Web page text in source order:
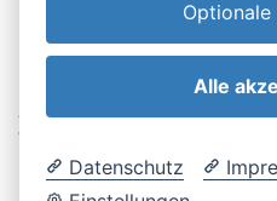
AGB & Kundeninfo
Widerrufsbelehrung
Datenschutzerklärung
Optionale
Alle
Datenschutz